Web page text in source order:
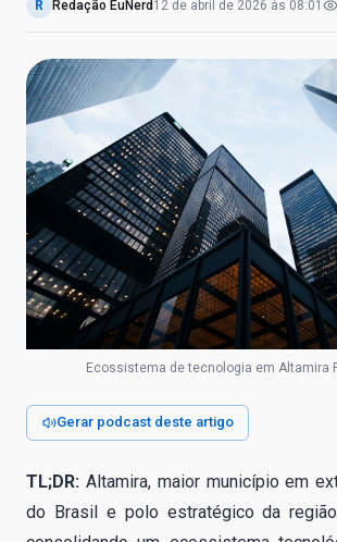
R Redação EuNerd 12 de abril de 2026 às 08:01
Ecossistema de tecnologia em Altamira
Gerar podcast deste artigo
TL;DR: Altamira, maior município em
do Brasil e polo estratégico da